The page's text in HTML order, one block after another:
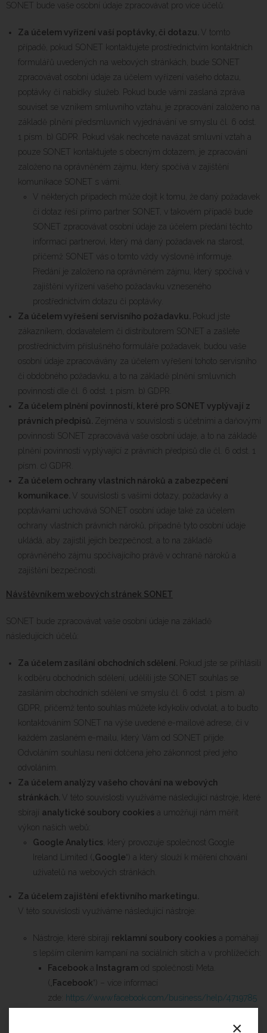
×
SONET bude vaše osobní údaje zpracovávat pro více účelů:
Za účelem vyřízení vaší poptávky, či dotazu. V tomto
případě, pokud SONET kontaktujete prostřednictvím kontaktních
formulářů uvedených na webových stránkách, bude SONET
zpracovávat osobní údaje za účelem vyřízení vašeho dotazu,
poptávky či nabídky služeb. Pokud bude vámi zaslaná zpráva
souviset se vznikem smluvního vztahu, je zpracování založeno na
základě plnění předsmluvních vyjednávání ve smyslu čl. 6 odst.
1 písm. b) GDPR. Pokud však nechcete navázat smluvní vztah a
pouze SONET kontaktujete s obecným dotazem, je zpracování
založeno na oprávněném zájmu, který spočívá v zajištění
komunikace SONET s vámi.
V některých případech může dojít k tomu, že daný požadavek
či dotaz řeší přímo partner SONET, v takovém případě bude
SONET zpracovávat osobní údaje za účelem předání těchto
informací partnerovi, který má daný požadavek na starost,
přičemž SONET vás o tomto vždy výslovně informuje.
Předání je založeno na oprávněném zájmu, který spočívá v
zajištění vyřízení vašeho požadavku vzneseného
prostřednictvím dotazu či poptávky.
Za účelem vyřešení servisního požadavku. Pokud jste
zákazníkem, dodavatelem či distributorem SONET a zašlete
prostřednictvím příslušného formuláře požadavek, budou vaše
osobní údaje zpracovávány za účelem vyřešení tohoto servisního
či obdobného požadavku, a to na základě plnění smluvních
povinností dle čl. 6 odst. 1 písm. b) GDPR.
Za účelem plnění povinností, které pro SONET vyplývají z
právních předpisů.
Zejména v souvislosti s účetními a daňovými
povinnosti SONET zpracovává vaše osobní údaje, a to na základě
plnění povinností vyplývající z právních předpisů dle čl. 6 odst. 1
písm. c) GDPR.
Za účelem ochrany vlastních nároků a zabezpečení
komunikace. V souvislosti s vašimi dotazy, požadavky a
poptávkami uchovává SONET osobní údaje také za účelem
ochrany vlastních právních nároků, případně tyto osobní údaje
ukládá, aby zajistil jejich bezpečnost, a to na základě
oprávněného zájmu spočívajícího právě v ochraně nároků a
zajištění bezpečnosti.
Návštěvníkem webových stránek SONET
SONET bude zpracovávat vaše osobní údaje na základě
následujících účelů:
Za účelem zasílání obchodních sdělení. Pokud jste se přihlásili
k odběru obchodních sdělení, udělili jste SONET souhlas se
zasíláním obchodních sdělení ve smyslu čl. 6 odst. 1 písm. a)
GDPR, přičemž tento souhlas můžete kdykoliv odvolat, a to buďto
kontaktováním SONET na výše uvedené e-mailové adrese, či v
každém zaslaném e-mailu, který Vám od SONET přijde.
Odvoláním souhlasu není dotčena jeho zákonnost před jeho
odvoláním.
Za účelem analýzy vašeho chování na webových
stránkách. V této souvislosti využíváme následující nástroje, které
sbírají analytické soubory cookies a umožňují nám měřit
výkon našich webů:
Google Analytics , který provozuje společnost Google
Ireland Limited („ Google“) a který slouží k měření chování
uživatelů na webových stránkách.
Za účelem zajištění efektivního marketingu.
V této souvislosti využíváme následující nástroje:
Nástroje, které sbírají reklamní soubory cookies a pomáhají
s lepším cílením kampaní na sociálních sítích a v prohlížečích:
Facebook a Instagram od společnosti Meta.
(„ Facebook“) – více informací
zde: https://www.facebook.com/business/help/4719785
od společnosti LinkedIn Ireland Unlimited